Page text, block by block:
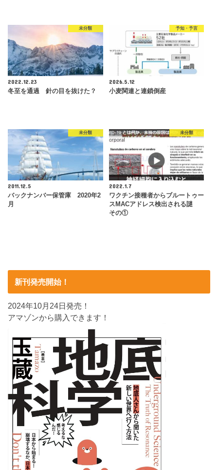
未分類
2022.12.23
冬至を通過 針の目を抜けた？
予知・予言
2026.5.12
小麦関連と連鎖倒産
未分類
2011.12.5
バックナンバー保管庫 2020年2
月
未分類
2022.1.7
ワクチン接種者からブルートゥー
スMACアドレス検出される謎
その①
新刊発売開始！
2024年10月24日発売！
アマゾンから購入できます！